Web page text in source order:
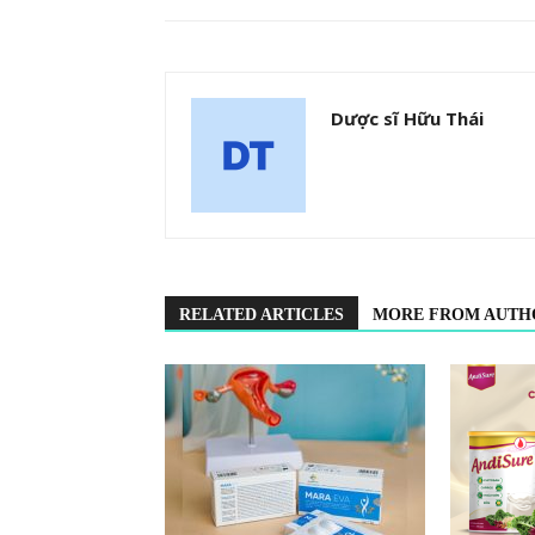
Dược sĩ Hữu Thái
RELATED ARTICLES MORE FROM